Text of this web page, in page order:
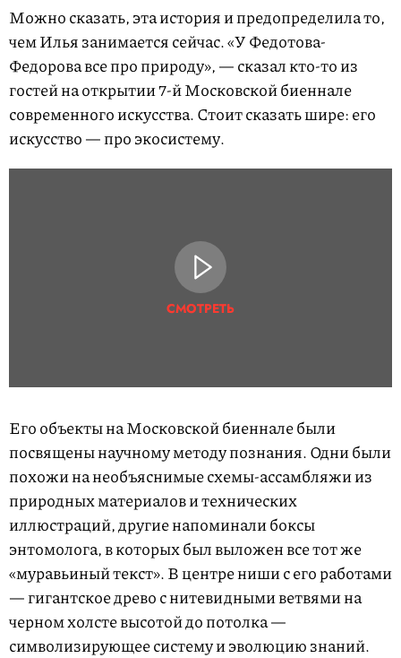
Можно сказать, эта история и предопределила то,
чем Илья занимается сейчас. «У Федотова-
Федорова все про природу», — сказал кто-то из
гостей на открытии 7-й Московской биеннале
современного искусства. Стоит сказать шире: его
искусство — про экосистему.
СМОТРЕТЬ
Его объекты на Московской биеннале были
посвящены научному методу познания. Одни были
похожи на необъяснимые схемы-ассамбляжи из
природных материалов и технических
иллюстраций, другие напоминали боксы
энтомолога, в которых был выложен все тот же
«муравьиный текст». В центре ниши с его работами
— гигантское древо с нитевидными ветвями на
черном холсте высотой до потолка —
символизирующее систему и эволюцию знаний.